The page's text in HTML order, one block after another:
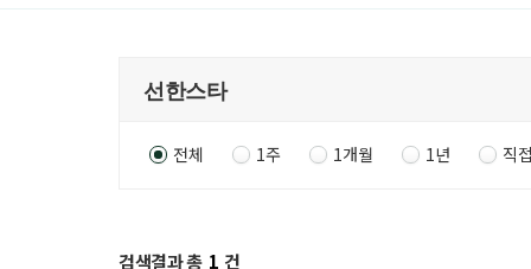
전체 1주 1개월 1년 직
검색결과 총 1 건